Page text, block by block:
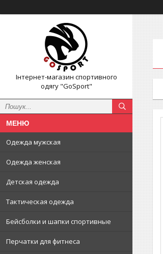
Інтернет-магазин спортивного
одягу "GoSport"
Одежда мужская
Одежда женская
Детская одежда
Тактическая одежда
Бейсболки и шапки спортивные
Перчатки для фитнеса